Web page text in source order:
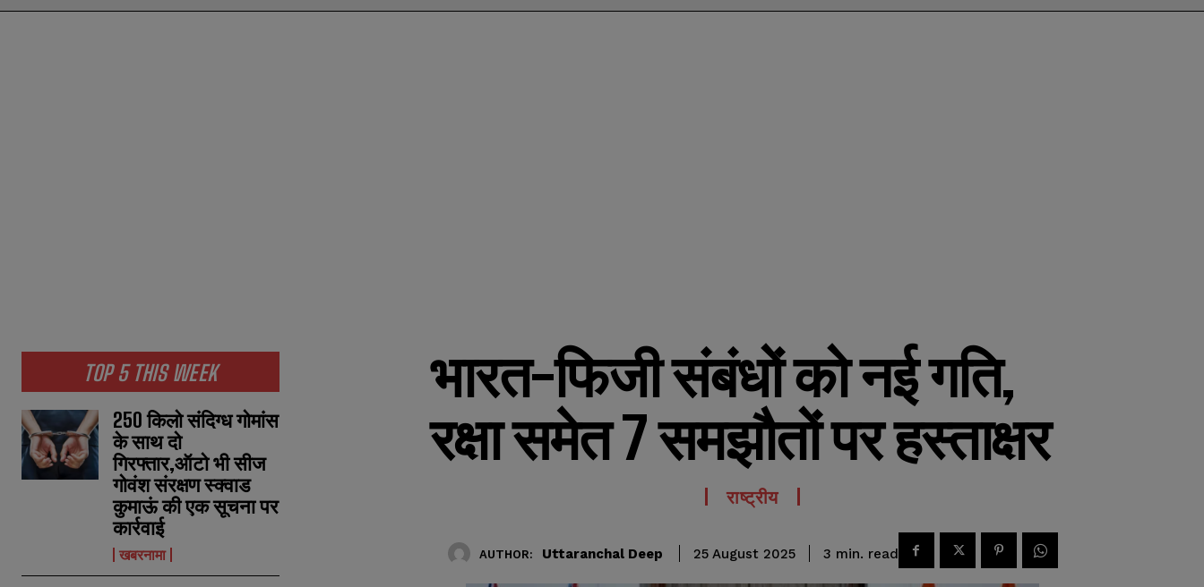
TOP 5 THIS WEEK
250 किलो संदिग्ध गोमांस
के साथ दो
गिरफ्तार,ऑटो भी सीज
गोवंश संरक्षण स्क्वाड
कुमाऊं की एक सूचना पर
कार्रवाई
खबरनामा
भारत-फिजी संबंधों को नई गति,
रक्षा समेत 7 समझौतों पर हस्ताक्षर
राष्ट्रीय
AUTHOR: Uttaranchal Deep 25 August 2025 3 min. read